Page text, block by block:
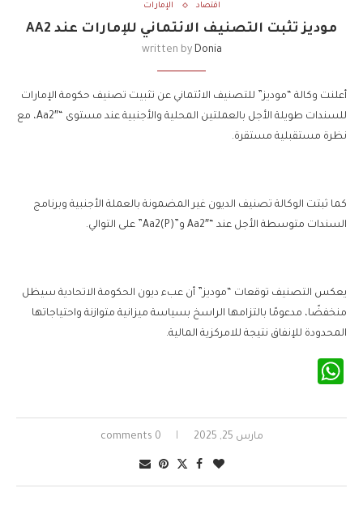
اقتصاد الإمارات
موديز تثبت التصنيف الائتماني للإمارات عند AA2
written by Donia
أعلنت وكالة “موديز” للتصنيف الائتماني عن تثبيت تصنيف حكومة الإمارات
للسندات طويلة الأجل بالعملتين المحلية والأجنبية عند مستوى “Aa2″، مع
نظرة مستقبلية مستقرة.
كما ثبتت الوكالة تصنيف الديون غير المضمونة بالعملة الأجنبية وبرنامج
السندات متوسطة الأجل عند “Aa2″ و”(P)Aa2” على التوالي.
يعكس التصنيف توقعات “موديز” أن عبء ديون الحكومة الاتحادية سيظل
منخفضًا، مدعومًا بالتزامها الراسخ بسياسة ميزانية متوازنة واحتياجاتها
المحدودة للإنفاق نتيجة للامركزية المالية.
مارس 25, 2025 0 comments